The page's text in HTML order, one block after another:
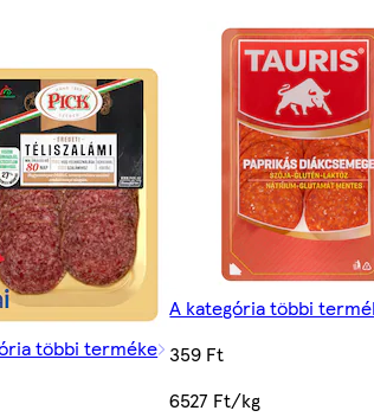
többi terméke
A kategória többi
359 Ft
6527 Ft/kg